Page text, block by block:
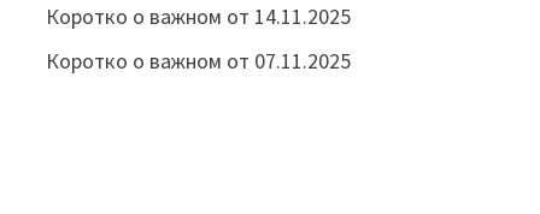
Коротко о важном от 14.11.2025
Коротко о важном от 07.11.2025